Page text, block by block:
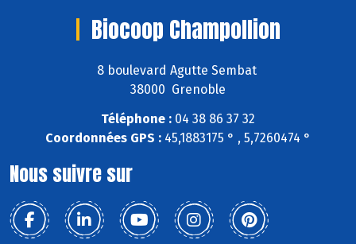
Biocoop Champollion
8 boulevard Agutte Sembat
38000 Grenoble
Téléphone : 04 38 86 37 32
Coordonnées GPS : 45,1883175 ° , 5,7260474 °
Nous suivre sur